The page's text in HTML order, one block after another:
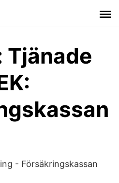
Tjänade
- Försäkringskassan